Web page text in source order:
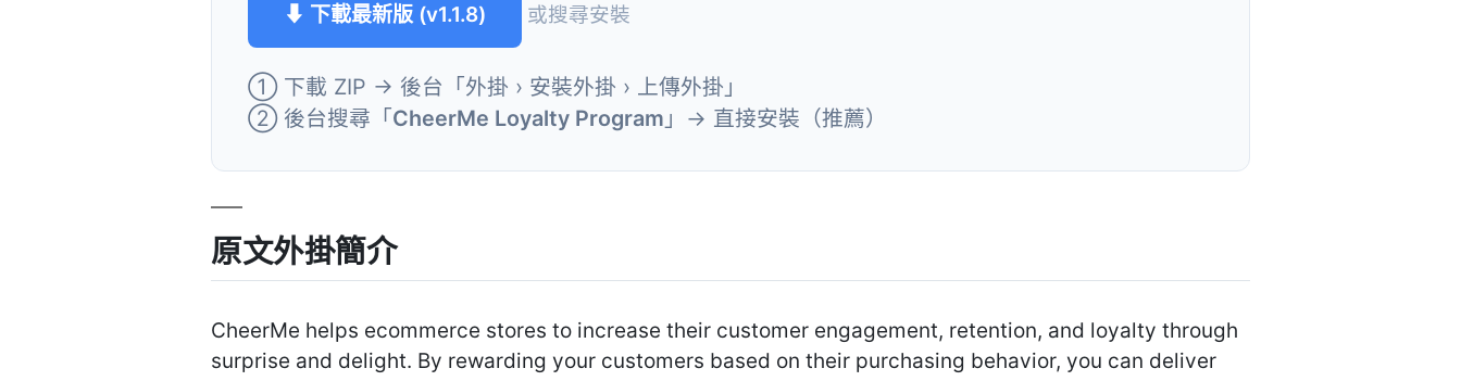
⬇ 下載最新版 (v1.1.8) 或搜尋安裝
① 下載 ZIP → 後台「外掛 › 安裝外掛 › 上傳外掛」
② 後台搜尋「CheerMe Loyalty Program 」→ 直接安裝（推薦）
原文外掛簡介
CheerMe helps ecommerce stores to increase their customer engagement, retention, and loyalty through
surprise and delight. By rewarding your customers based on their purchasing behavior, you can deliver